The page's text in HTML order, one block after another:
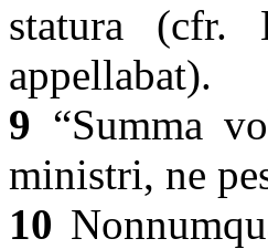
statura (cfr.
appellabat).
9 “Summa
ministri, ne
10